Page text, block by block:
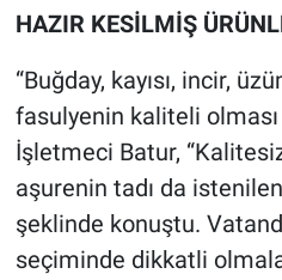
HAZIR KESİLMİŞ
“Buğday, kayısı, incir,
fasulyenin kaliteli
İşletmeci Batur,
aşurenin tadı da
şeklinde konuştu.
seçiminde dikkatli